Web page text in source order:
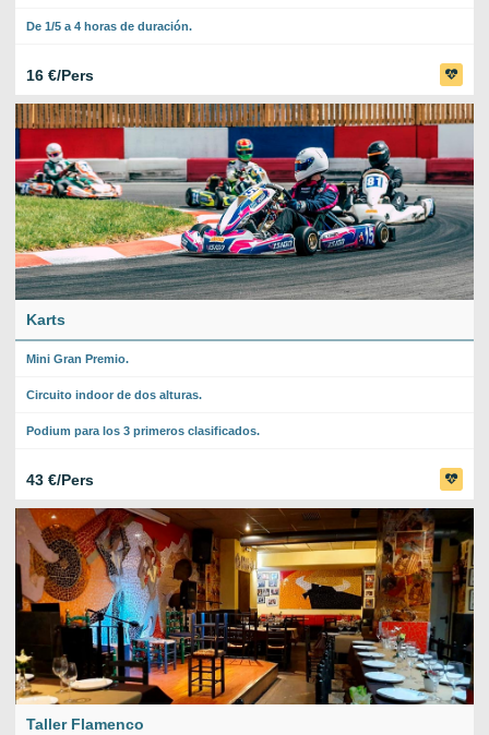
De 1/5 a 4 horas de duración.
16 €/Pers
Karts
Mini Gran Premio.
Circuito indoor de dos alturas.
Podium para los 3 primeros clasificados.
43 €/Pers
Taller Flamenco